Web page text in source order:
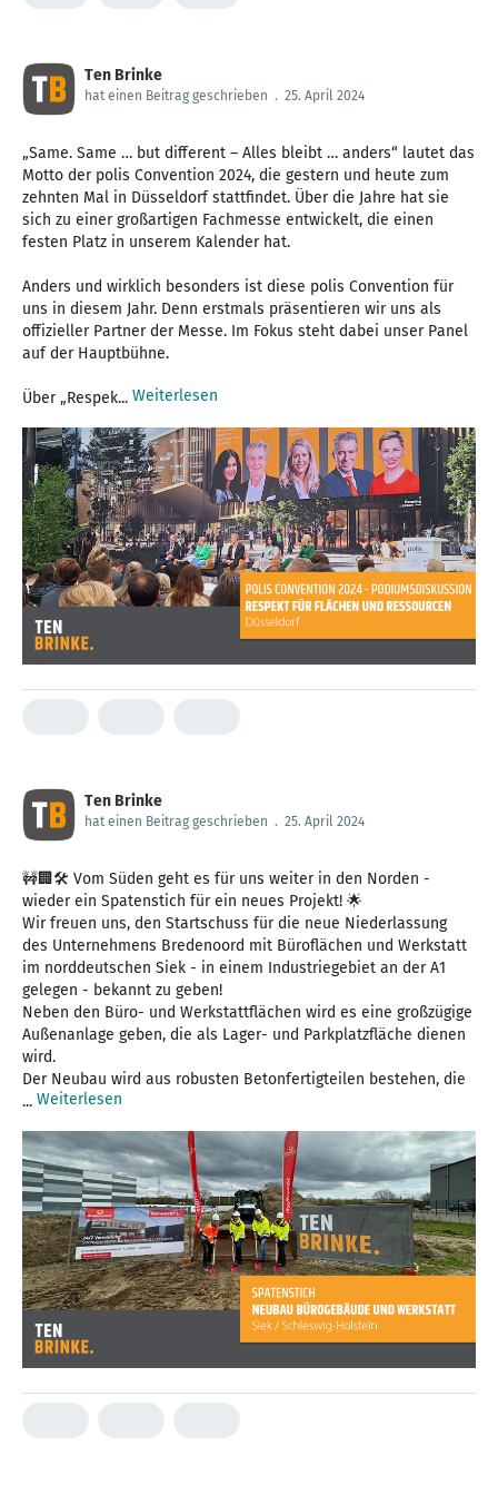
Ten Brinke
hat einen Beitrag geschrieben . 25. April 2024
„Same. Same … but different – Alles bleibt … anders“ lautet das
Motto der polis Convention 2024, die gestern und heute zum
zehnten Mal in Düsseldorf stattfindet. Über die Jahre hat sie
sich zu einer großartigen Fachmesse entwickelt, die einen
festen Platz in unserem Kalender hat.
Anders und wirklich besonders ist diese polis Convention für
uns in diesem Jahr. Denn erstmals präsentieren wir uns als
offizieller Partner der Messe. Im Fokus steht dabei unser Panel
auf der Hauptbühne.
Über „Respek... Weiterlesen
Ten Brinke
hat einen Beitrag geschrieben . 25. April 2024
🚧🏢🛠️️ Vom Süden geht es für uns weiter in den Norden -
wieder ein Spatenstich für ein neues Projekt! 🌟
Wir freuen uns, den Startschuss für die neue Niederlassung
des Unternehmens Bredenoord mit Büroflächen und Werkstatt
im norddeutschen Siek - in einem Industriegebiet an der A1
gelegen - bekannt zu geben!
Neben den Büro- und Werkstattflächen wird es eine großzügige
Außenanlage geben, die als Lager- und Parkplatzfläche dienen
wird.
Der Neubau wird aus robusten Betonfertigteilen bestehen, die
... Weiterlesen